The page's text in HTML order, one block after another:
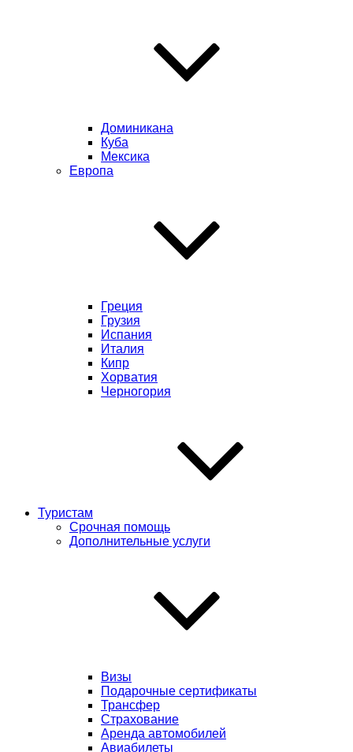
Доминикана
Куба
Мексика
Европа
Греция
Грузия
Испания
Италия
Кипр
Хорватия
Черногория
Туристам
Срочная помощь
Дополнительные услуги
Визы
Подарочные сертификаты
Трансфер
Страхование
Аренда автомобилей
Авиабилеты